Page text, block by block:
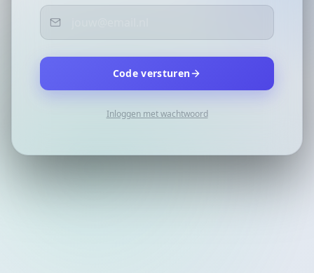
Code versturen
Inloggen met wachtwoord